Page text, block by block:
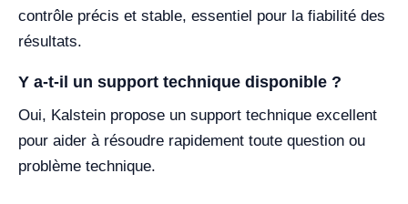
contrôle précis et stable, essentiel pour la fiabilité des
résultats.
Y a-t-il un support technique disponible ?
Oui, Kalstein propose un support technique excellent
pour aider à résoudre rapidement toute question ou
problème technique.